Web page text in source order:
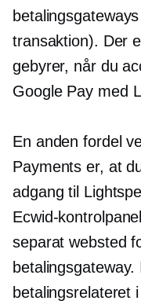
transaktion). Der
gebyrer, når du
Google Pay med
En anden fordel
Payments er, at
adgang til
Ecwid-
separat websted
betalingsrelateret